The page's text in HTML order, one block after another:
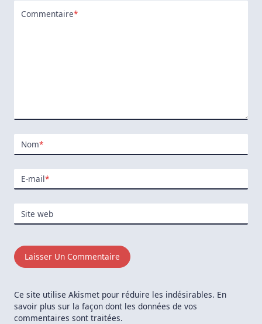
Commentaire*
Nom*
E-mail*
Site web
Ce site utilise Akismet pour réduire les indésirables. En
savoir plus sur la façon dont les données de vos
commentaires sont traitées.